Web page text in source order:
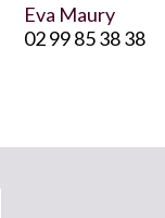
Eva Maury
02 99 85 38 38